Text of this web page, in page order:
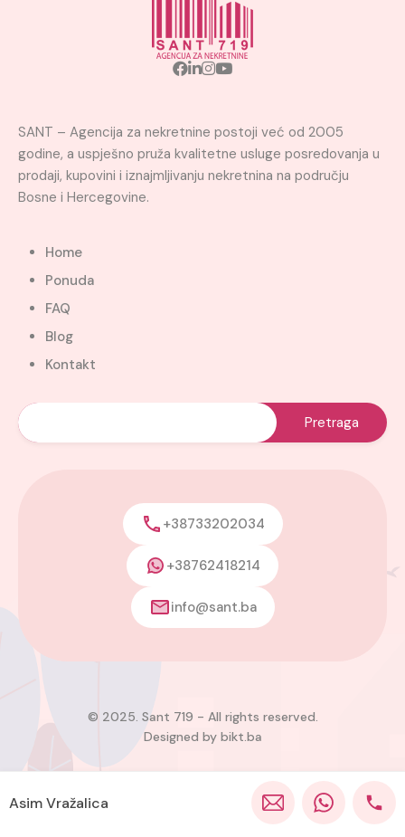
SANT – Agencija za nekretnine postoji već od 2005
godine, a uspješno pruža kvalitetne usluge posredovanja u
prodaji, kupovini i iznajmljivanju nekretnina na području
Bosne i Hercegovine.
Home
Ponuda
FAQ
Blog
Kontakt
+38733202034
+38762418214
info@sant.ba
© 2025. Sant 719 - All rights reserved.
Designed by bikt.ba
Asim Vražalica